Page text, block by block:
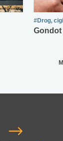
#Drog,
Gondot